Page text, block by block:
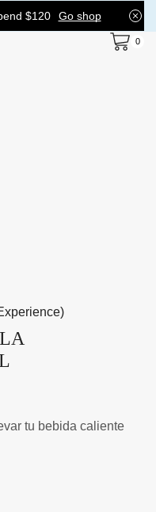
$120 Go shop
0
tu bebida caliente